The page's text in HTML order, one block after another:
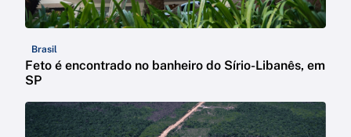
Brasil
Feto é encontrado no banheiro do Sírio-Libanês, em
SP